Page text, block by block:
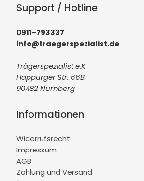
Support / Hotline
0911-793337
info@traegerspezialist.de
Trägerspezialist e.K.
Happurger Str. 66B
90482 Nürnberg
Informationen
Widerrufsrecht
Impressum
AGB
Zahlung und Versand